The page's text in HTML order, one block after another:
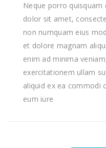
Neque porro
dolor sit amet,
non numquam eius
et dolore magnam
enim ad minima
exercitationem ullam
aliquid ex ea commodi
eum iure